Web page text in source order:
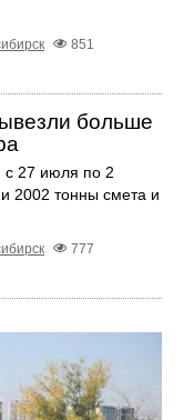
851
больше
27 июля по 2
2002 тонны смета и
777